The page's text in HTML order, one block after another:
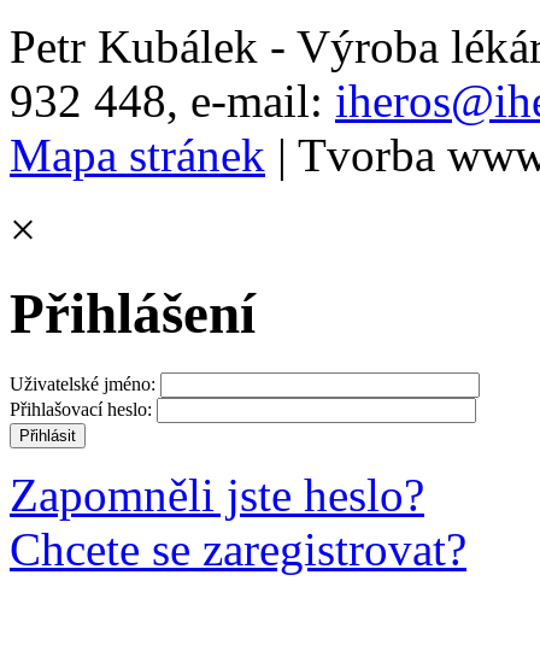
Petr Kubálek - Výroba
932 448, e-mail:
Mapa stránek | Tvorba
×
Přihlášení
Uživatelské jméno:
Přihlašovací heslo:
Zapomněli jste heslo?
Chcete se zaregistrovat?